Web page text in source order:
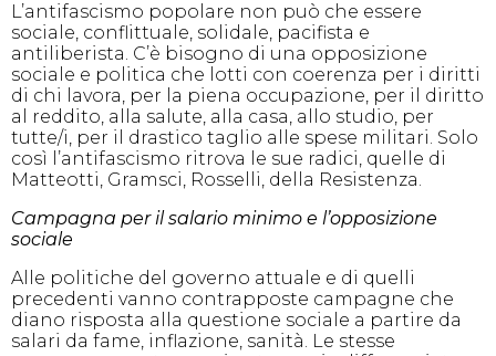
L’antifascismo popolare non può che essere
sociale, conflittuale, solidale, pacifista e
antiliberista. C’è bisogno di una opposizione
sociale e politica che lotti con coerenza per i diritti
di chi lavora, per la piena occupazione, per il diritto
al reddito, alla salute, alla casa, allo studio, per
tutte/i, per il drastico taglio alle spese militari. Solo
così l’antifascismo ritrova le sue radici, quelle di
Matteotti, Gramsci, Rosselli, della Resistenza.
Campagna per il salario minimo e l’opposizione
sociale
Alle politiche del governo attuale e di quelli
precedenti vanno contrapposte campagne che
diano risposta alla questione sociale a partire da
salari da fame, inflazione, sanità. Le stesse